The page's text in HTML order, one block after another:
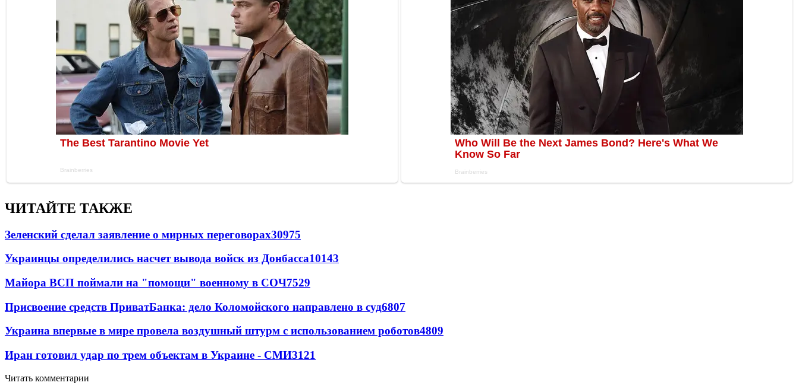
ЧИТАЙТЕ ТАКЖЕ
Зеленский сделал заявление о мирных переговорах30975
Украинцы определились насчет вывода войск из Донбасса10143
Майора ВСП поймали на "помощи" военному в СОЧ7529
Присвоение средств ПриватБанка: дело Коломойского направлено в суд6807
Украина впервые в мире провела воздушный штурм с использованием роботов4809
Иран готовил удар по трем объектам в Украине - СМИ3121
Читать комментарии